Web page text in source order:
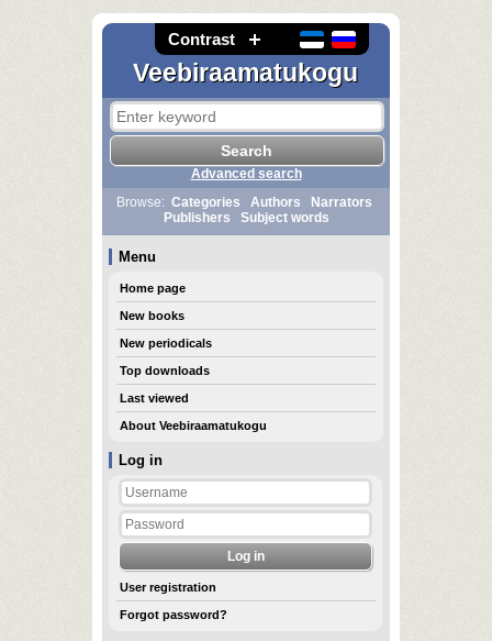
Contrast
Veebiraamatukogu
Log in
User registration
Forgot password?
Advanced search
Browse: Categories Authors
Narrators
Publishers
Subject words
Menu
Home page
New books
New periodicals
Top downloads
Last viewed
About Veebiraamatukogu